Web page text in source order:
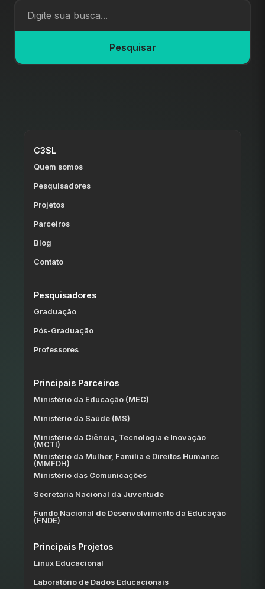
Pesquisar
C3SL
Quem somos
Pesquisadores
Projetos
Parceiros
Blog
Contato
Pesquisadores
Graduação
Pós-Graduação
Professores
Principais Parceiros
Ministério da Educação (MEC)
Ministério da Saúde (MS)
Ministério da Ciência, Tecnologia e Inovação
(MCTI)
Ministério da Mulher, Família e Direitos Humanos
(MMFDH)
Ministério das Comunicações
Secretaria Nacional da Juventude
Fundo Nacional de Desenvolvimento da Educação
(FNDE)
Principais Projetos
Linux Educacional
Laboratório de Dados Educacionais